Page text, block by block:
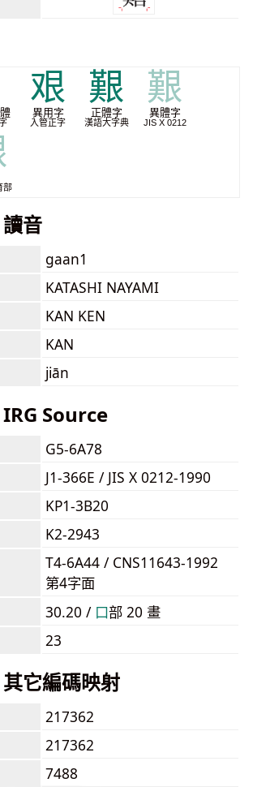
艰
異用字
入管正字
艱
正體字
漢語大字典
艱
異體字
JIS X 0212
部
音
gaan1
KATASHI NAYAMI
KAN KEN
KAN
jiān
Source
G5-6A78
J1-366E / JIS X 0212-1990
KP1-3B20
K2-2943
T4-6A44 / CNS11643-1992
第4字面
30.20 / ⼝部 20 畫
23
它編碼映射
217362
217362
7488